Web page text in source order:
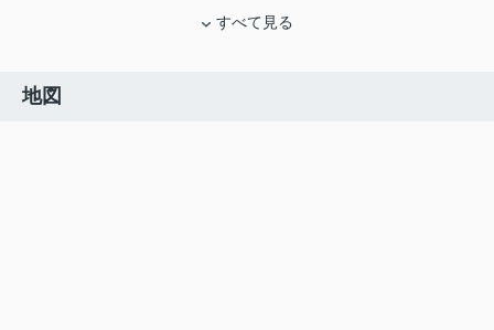
すべて見る
地図